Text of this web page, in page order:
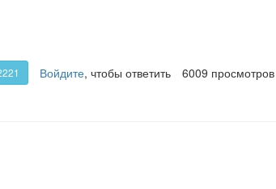
Войдите, чтобы ответить 6009 просмотров